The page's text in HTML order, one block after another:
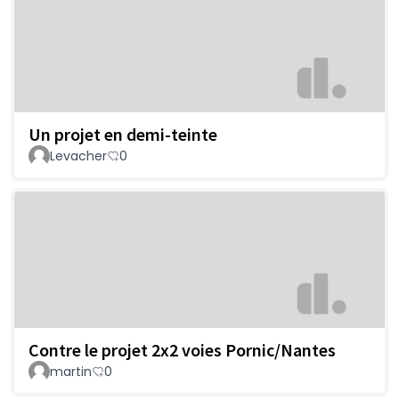
Un projet en demi-teinte
Levacher 0
Contre le projet 2x2 voies Pornic/Nantes
martin 0